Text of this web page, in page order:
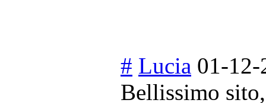
# Lucia 01-12-
Bellissimo